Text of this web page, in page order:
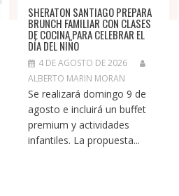
SHERATON SANTIAGO PREPARA
BRUNCH FAMILIAR CON CLASES
DE COCINA PARA CELEBRAR EL
DÍA DEL NIÑO
4 DE AGOSTO DE 2026
ALBERTO MARIN MORAN
Se realizará domingo 9 de
agosto e incluirá un buffet
premium y actividades
infantiles. La propuesta...